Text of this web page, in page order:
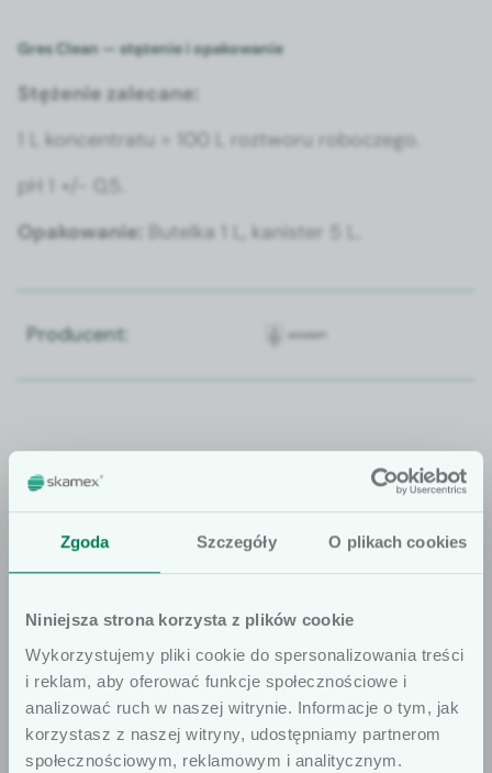
Zgoda Szczegóły O plikach cookies
Niniejsza strona korzysta z plików cookie
Wykorzystujemy pliki cookie do spersonalizowania treści
i reklam, aby oferować funkcje społecznościowe i
analizować ruch w naszej witrynie. Informacje o tym, jak
korzystasz z naszej witryny, udostępniamy partnerom
społecznościowym, reklamowym i analitycznym.
Gres Clean — stężenie i opakowanie
Stęże­nie zale­cane:
1 L kon­cen­tratu = 100 L rozt­woru roboczego.
pH 1 +/- 0,5.
Opakowanie:
Butel­ka 1 L, kanis­ter 5 L.
Producent:
Jeśli masz jakiekolwiek pytania do
oferty, pamiętaj, że jesteśmy do
Twojej dyspozycji.
Znajdź doradcę